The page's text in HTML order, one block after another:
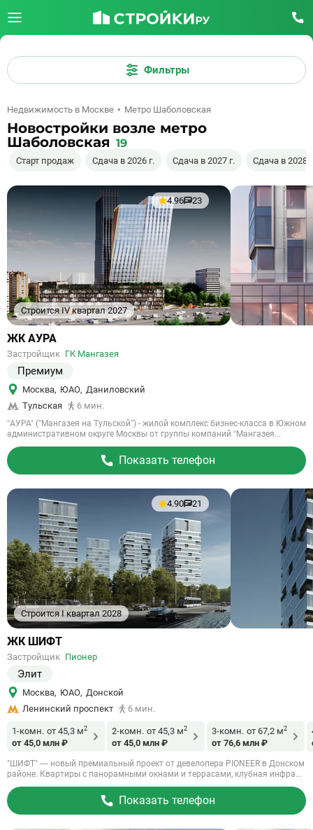
Фильтры
Недвижимость в Москве Метро Шаболовская
Новостройки возле метро
Шаболовская 19
Старт продаж Сдача в 2026 г. Сдача в 2027 г. Сдача в 2028
Строится IV квартал 2027
4.96 23
Ссылка
объект
ЖК АУРА
Застройщик ГК Мангазея
Премиум
Москва, ЮАО, Даниловский
Тульская
6 мин.
“АУРА" ("Мангазея на Тульской”) - жилой комплекс бизнес-класса в Южном
административном округе Москвы от группы компаний “Мангазея...
Показать телефон
Строится I квартал 2028
4.90 21
Ссылка
объект
ЖК ШИФТ
Застройщик Пионер
Элит
Москва, ЮАО, Донской
Ленинский проспект
6 мин.
1-комн. от 45,3 м2
от 45,0 млн ₽
2-комн. от 45,3 м2
от 45,0 млн ₽
3-комн. от 67,2 м2
от 76,6 млн ₽
"ШИФТ" — новый премиальный проект от девелопера PIONEER в Донском
районе. Квартиры с панорамными окнами и террасами, клубная инфра...
Показать телефон